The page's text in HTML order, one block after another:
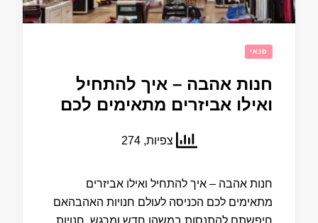
פנאי
חנות אהבה – איך להתחיל
ואילו אביזרים מתאימים לכם
צפיות, 274
חנות אהבה – איך להתחיל ואילו אביזרים
מתאימים לכם הכניסה לעולם חנויות האהבהאם
חיפשתם להתנסות במשהו חדש ומרגש, חנויות